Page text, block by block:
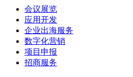
会议展览
应用开发
企业出海服务
数字化营销
项目申报
招商服务